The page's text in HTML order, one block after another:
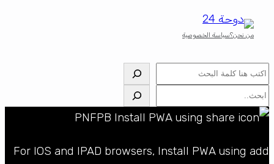
من نحن؟سياسة الخصوصية
البحث
البحث
For IOS and IPAD browsers, Install PWA using add